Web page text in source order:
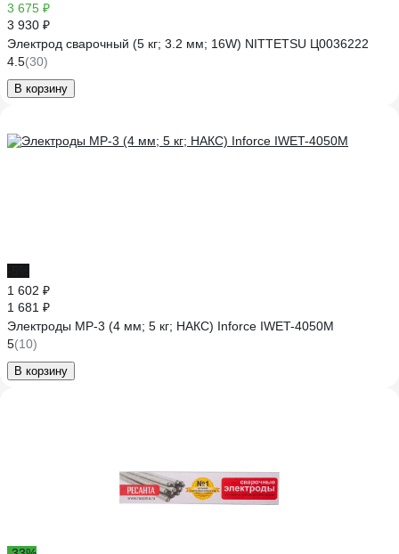
3 675 ₽
3 930 ₽
Электрод сварочный (5 кг; 3.2 мм; 16W) NITTETSU Ц0036222
4.5(30)
В корзину
1 602 ₽
1 681 ₽
Электроды МР-3 (4 мм; 5 кг; НАКС) Inforce IWET-4050M
5(10)
В корзину